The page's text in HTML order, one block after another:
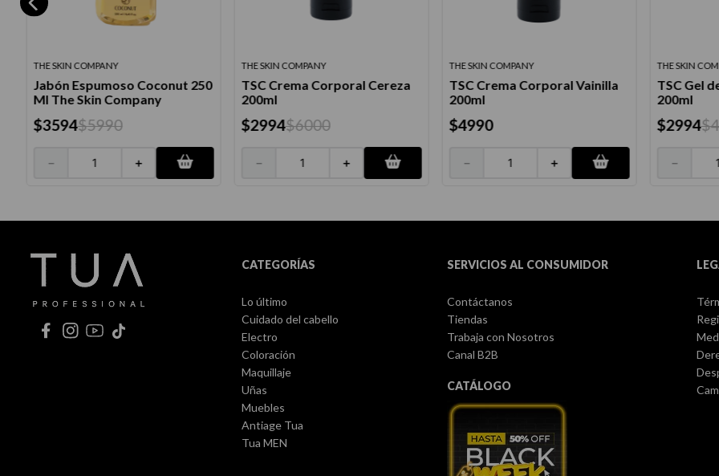
THE SKIN COMPANY
Jabón Espumoso Coconut 250
Ml The Skin Company
$3594$5990
＋
－
THE SKIN COMPANY
TSC Crema Corporal Cereza
200ml
$2994$6000
＋
－
THE SKIN COMPANY
TSC Crema Corporal Vainilla
200ml
$4990
＋
－
THE SKIN
TSC Gel
200ml
$2994$
－
CATEGORÍAS
Lo último
Cuidado del cabello
Electro
Coloración
Maquillaje
Uñas
Muebles
Antiage Tua
Tua MEN
SERVICIOS AL CONSUMIDOR
Contáctanos
Tiendas
Trabaja con Nosotros
Canal B2B
CATÁLOGO